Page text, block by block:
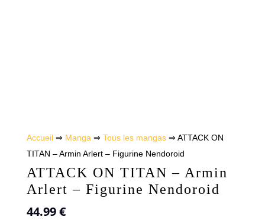
Accueil⇒ Manga ⇒ Tous les mangas⇒ ATTACK ON
TITAN – Armin Arlert – Figurine Nendoroid
ATTACK ON TITAN – Armin
Arlert – Figurine Nendoroid
44.99€